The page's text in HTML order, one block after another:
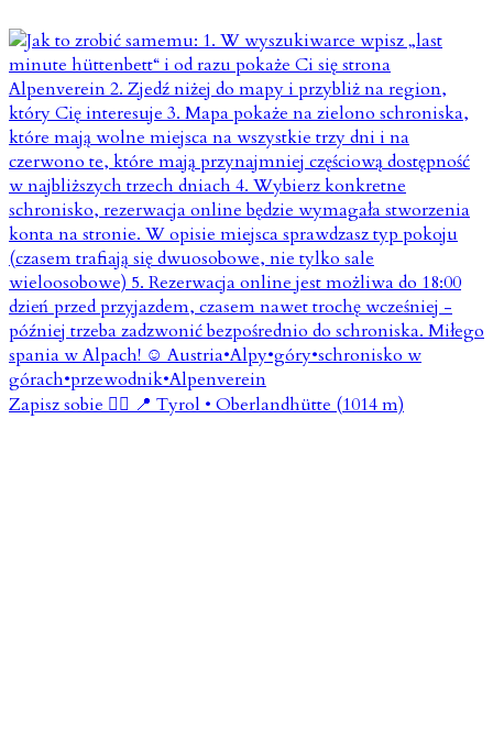
Zapisz sobie 👇🏼 📍 Tyrol • Oberlandhütte (1014 m)